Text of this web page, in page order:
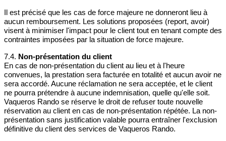
Il est précisé que les cas de force majeure ne donneront lieu à
aucun remboursement. Les solutions proposées (report, avoir)
visent à minimiser l'impact pour le client tout en tenant compte des
contraintes imposées par la situation de force majeure.
7.4. Non-présentation du client
En cas de non-présentation du client au lieu et à l'heure
convenues, la prestation sera facturée en totalité et aucun avoir ne
sera accordé. Aucune réclamation ne sera acceptée, et le client
ne pourra prétendre à aucune indemnisation, quelle qu'elle soit.
Vaqueros Rando se réserve le droit de refuser toute nouvelle
réservation au client en cas de non-présentation répétée. La non-
présentation sans justification valable pourra entraîner l'exclusion
définitive du client des services de Vaqueros Rando.